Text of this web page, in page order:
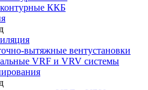
ККБ
вытяжные вентустановки
VRF и VRV системы